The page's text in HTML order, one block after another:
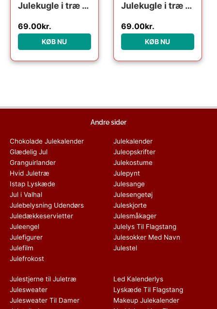
Julekugle i træ – Snemand
69.00kr.
KØB NU
Julekugle i træ – Julehus
69.00kr.
KØB NU
Andre sider
Chokolade Julekalender
Glædelig Jul
Granguirlander
Hvid Juletræ
Istap Lyskæde
Jul i Valhal
Julebelysning Udendørs
Juledækkeservietter
Juleengel
Julefigurer
Julefilm
Julefrokost
Julekalender
Juleopskrifter
Julekostume
Julepynt
Julesange
Julesengetøj
Juleskjorte
Julesmåkager
Julelys Til Flagstang
Julesokker Med Navn
Julestel
Julestjerne til Juletræ
Julesweater
Julesweater Til Damer
Led Kalenderlys
Lyskæde Til Flagstang
Makeup Julekalender